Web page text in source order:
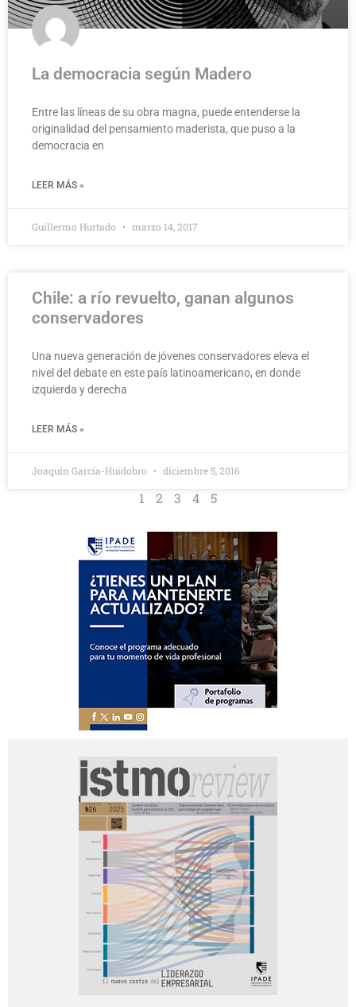
La democracia según Madero
Entre las líneas de su obra magna, puede entenderse la
originalidad del pensamiento maderista, que puso a la
democracia en
LEER MÁS »
Guillermo Hurtado marzo 14, 2017
Chile: a río revuelto, ganan algunos
conservadores
Una nueva generación de jóvenes conservadores eleva el
nivel del debate en este país latinoamericano, en donde
izquierda y derecha
LEER MÁS »
Joaquín García-Huidobro diciembre 5, 2016
1 2 3 4 5